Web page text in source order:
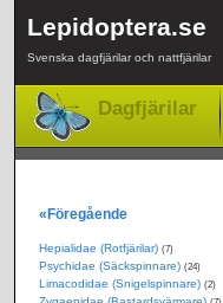
Lepidoptera.se
Svenska dagfjärilar och nattfjärilar
Dagfjärilar
«Föregående
Hepialidae (Rotfjärilar) (7)
Psychidae (Säckspinnare) (24)
Limacodidae (Snigelspinnare) (2)